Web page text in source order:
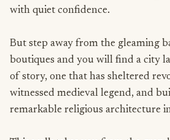
with quiet confidence.
But step away from the gleaming
boutiques and you will find a city
of story, one that has sheltered
witnessed medieval legend, and
remarkable religious architecture